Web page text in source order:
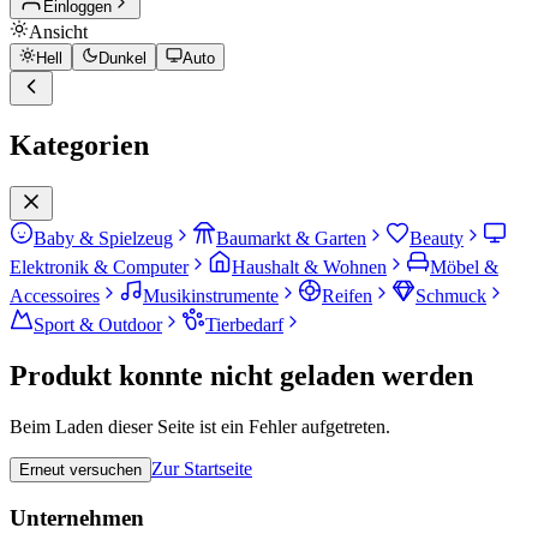
Einloggen
Ansicht
Hell Dunkel Auto
Kategorien
Baby & Spielzeug Baumarkt & Garten
Beauty
Elektronik & Computer
Haushalt & Wohnen
Möbel &
Accessoires
Musikinstrumente Reifen
Schmuck
Sport & Outdoor
Tierbedarf
Produkt konnte nicht geladen werden
Beim Laden dieser Seite ist ein Fehler aufgetreten.
Erneut versuchen Zur Startseite
Unternehmen